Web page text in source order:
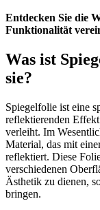
Entdecken Sie die
Funktionalität
Was ist
sie?
Spiegelfolie ist eine
reflektierenden
verleiht. Im
Material, das mit
reflektiert. Diese
verschiedenen
Ästhetik zu dienen,
bringen.